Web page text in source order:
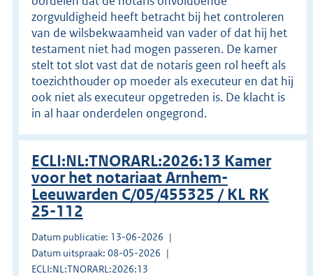
zorgvuldigheid heeft betracht bij het controleren
van de wilsbekwaamheid van vader of dat hij het
testament niet had mogen passeren. De kamer
stelt tot slot vast dat de notaris geen rol heeft als
toezichthouder op moeder als executeur en dat hij
ook niet als executeur opgetreden is. De klacht is
in al haar onderdelen ongegrond.
ECLI:NL:TNORARL:2026:13 Kamer
voor het notariaat Arnhem-
Leeuwarden C/05/455325 / KL RK
25-112
Datum publicatie: 13-06-2026
Datum uitspraak: 08-05-2026
ECLI:NL:TNORARL:2026:13